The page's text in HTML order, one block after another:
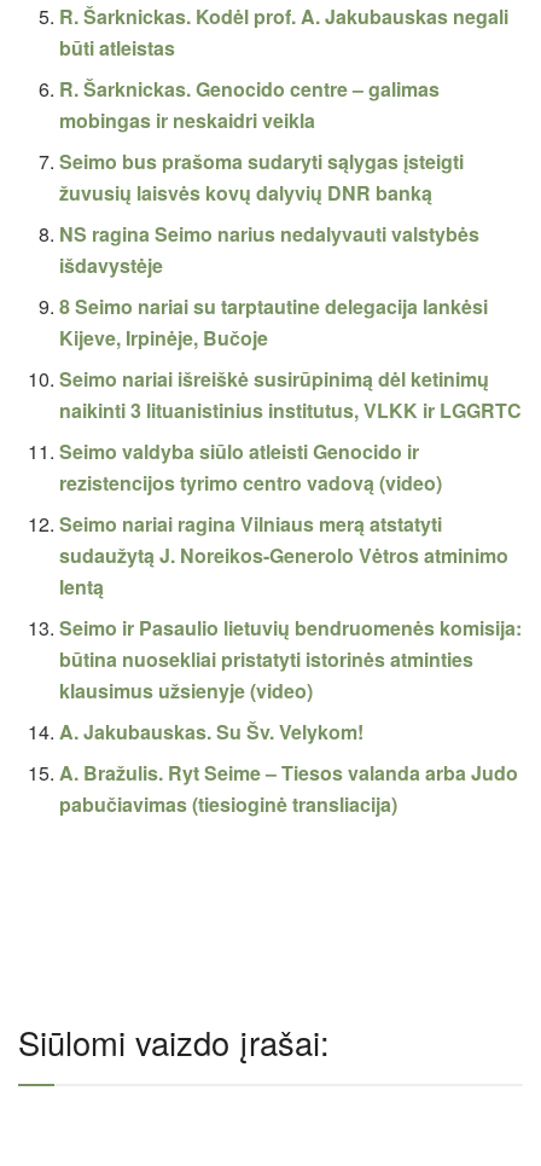
R. Šarknickas. Kodėl prof. A. Jakubauskas negali
būti atleistas
R. Šarknickas. Genocido centre – galimas
mobingas ir neskaidri veikla
Seimo bus prašoma sudaryti sąlygas įsteigti
žuvusių laisvės kovų dalyvių DNR banką
NS ragina Seimo narius nedalyvauti valstybės
išdavystėje
8 Seimo nariai su tarptautine delegacija lankėsi
Kijeve, Irpinėje, Bučoje
Seimo nariai išreiškė susirūpinimą dėl ketinimų
naikinti 3 lituanistinius institutus, VLKK ir LGGRTC
Seimo valdyba siūlo atleisti Genocido ir
rezistencijos tyrimo centro vadovą (video)
Seimo nariai ragina Vilniaus merą atstatyti
sudaužytą J. Noreikos-Generolo Vėtros atminimo
lentą
Seimo ir Pasaulio lietuvių bendruomenės komisija:
būtina nuosekliai pristatyti istorinės atminties
klausimus užsienyje (video)
A. Jakubauskas. Su Šv. Velykom!
A. Bražulis. Ryt Seime – Tiesos valanda arba Judo
pabučiavimas (tiesioginė transliacija)
Siūlomi vaizdo įrašai: